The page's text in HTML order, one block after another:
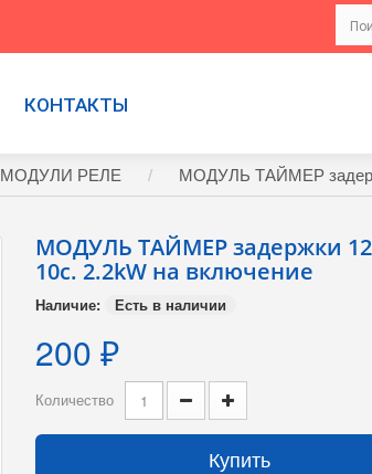
КОНТАКТЫ
МОДУЛИ РЕЛЕ МОДУЛЬ ТАЙМЕР
МОДУЛЬ ТАЙМЕР задержки
10с. 2.2kW на включение
Наличие: Есть в наличии
200 ₽
Количество
Купить